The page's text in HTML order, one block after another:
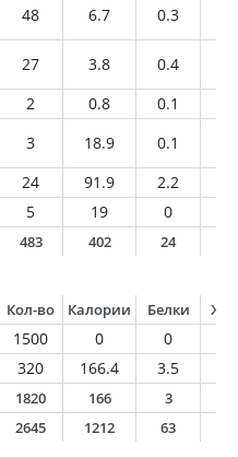
48 6.7 0.3
27 3.8 0.4
2 0.8 0.1
3 18.9 0.1
24 91.9 2.2
5 19 0
483 402 24
Кол-во Калории Белки
1500 0 0
320 166.4 3.5
1820 166 3
2645 1212 63